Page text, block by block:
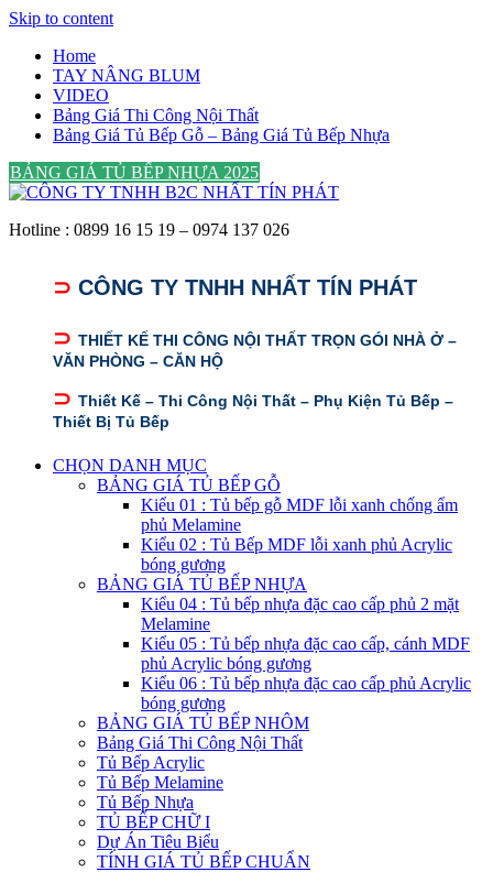
Skip to content
Home
TAY NÂNG BLUM
VIDEO
Bảng Giá Thi Công Nội Thất
Bảng Giá Tủ Bếp Gỗ – Bảng Giá Tủ Bếp Nhựa
BẢNG GIÁ TỦ BẾP NHỰA 2025
Hotline : 0899 16 15 19 – 0974 137 026
⊃ CÔNG TY TNHH NHẤT TÍN PHÁT
⊃ THIẾT KẾ THI CÔNG NỘI THẤT TRỌN GÓI NHÀ Ở –
VĂN PHÒNG – CĂN HỘ
⊃ Thiết Kế – Thi Công Nội Thất – Phụ Kiện Tủ Bếp –
Thiết Bị Tủ Bếp
CHỌN DANH MỤC
BẢNG GIÁ TỦ BẾP GỖ
Kiểu 01 : Tủ bếp gỗ MDF lỗi xanh chống ẩm
phủ Melamine
Kiểu 02 : Tủ Bếp MDF lỗi xanh phủ Acrylic
bóng gương
BẢNG GIÁ TỦ BẾP NHỰA
Kiểu 04 : Tủ bếp nhựa đặc cao cấp phủ 2 mặt
Melamine
Kiểu 05 : Tủ bếp nhựa đặc cao cấp, cánh MDF
phủ Acrylic bóng gương
Kiểu 06 : Tủ bếp nhựa đặc cao cấp phủ Acrylic
bóng gương
BẢNG GIÁ TỦ BẾP NHÔM
Bảng Giá Thi Công Nội Thất
Tủ Bếp Acrylic
Tủ Bếp Melamine
Tủ Bếp Nhựa
TỦ BẾP CHỮ I
Dự Án Tiêu Biểu
TÍNH GIÁ TỦ BẾP CHUẨN